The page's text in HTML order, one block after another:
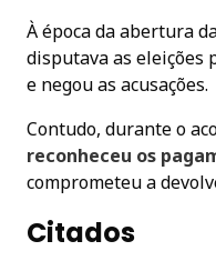
À época da abertura
disputava as eleições
e negou as acusações.
Contudo, durante o
reconheceu os
comprometeu a
Citados